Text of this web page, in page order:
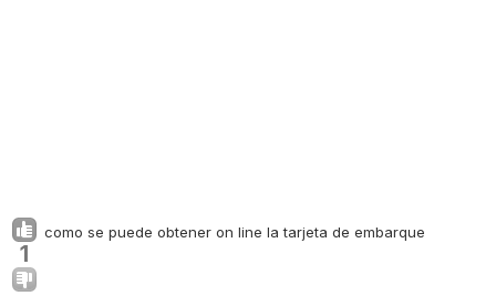
1
como se puede obtener on line la tarjeta de embarque